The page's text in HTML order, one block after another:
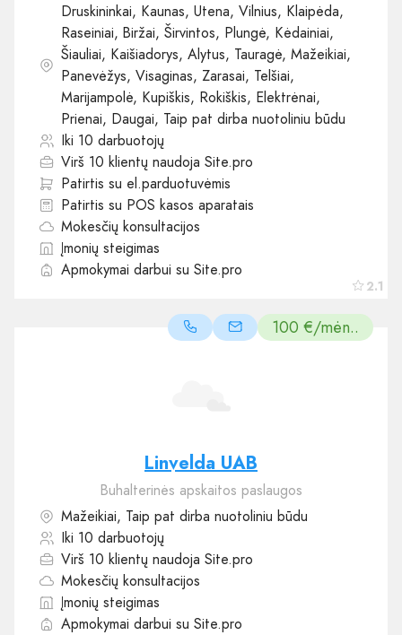
2.1
Druskininkai, Kaunas, Utena, Vilnius, Klaipėda,
Raseiniai, Biržai, Širvintos, Plungė, Kėdainiai,
Šiauliai, Kaišiadorys, Alytus, Tauragė, Mažeikiai,
Panevėžys, Visaginas, Zarasai, Telšiai,
Marijampolė, Kupiškis, Rokiškis, Elektrėnai,
Prienai, Daugai, Taip pat dirba nuotoliniu būdu
Iki 10 darbuotojų
Virš 10 klientų naudoja Site.pro
Patirtis su el.parduotuvėmis
Patirtis su POS kasos aparatais
Mokesčių konsultacijos
Įmonių steigimas
Apmokymai darbui su Site.pro
100 €/mėn..
Linvelda UAB
Buhalterinės apskaitos paslaugos
Mažeikiai, Taip pat dirba nuotoliniu būdu
Iki 10 darbuotojų
Virš 10 klientų naudoja Site.pro
Mokesčių konsultacijos
Įmonių steigimas
Apmokymai darbui su Site.pro